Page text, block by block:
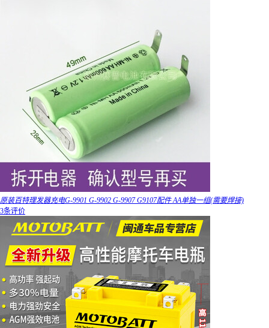
原装百特理发器充电G-9901 G-9902 G-9907 G9107配件 AA单独一组(需要焊接)
3条评价